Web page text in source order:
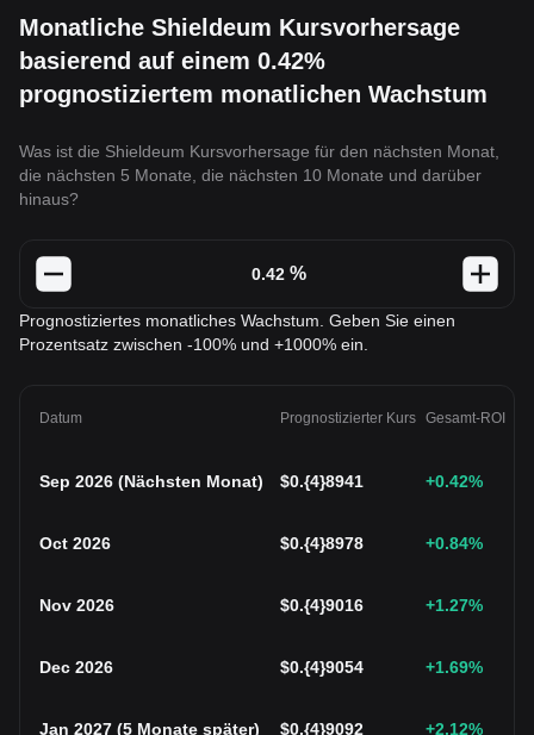
Monatliche Shieldeum Kursvorhersage
basierend auf einem 0.42%
prognostiziertem monatlichen Wachstum
Was ist die Shieldeum Kursvorhersage für den nächsten Monat,
die nächsten 5 Monate, die nächsten 10 Monate und darüber
hinaus?
%
Prognostiziertes monatliches Wachstum. Geben Sie einen
Prozentsatz zwischen -100% und +1000% ein.
Datum Prognostizierter Kurs Gesamt-ROI
Sep 2026 (Nächsten Monat) $0.{4}8941 +0.42%
Oct 2026 $0.{4}8978 +0.84%
Nov 2026 $0.{4}9016 +1.27%
Dec 2026 $0.{4}9054 +1.69%
Jan 2027 (5 Monate später) $0.{4}9092 +2.12%